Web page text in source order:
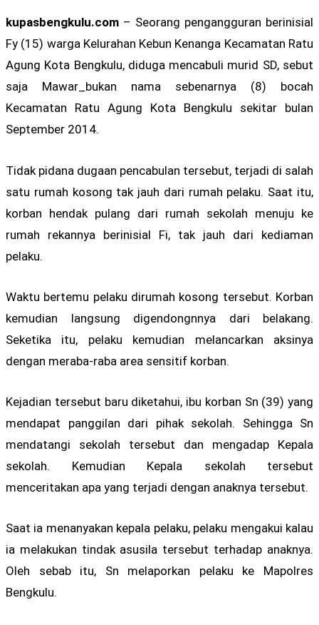
kupasbengkulu.com – Seorang pengangguran berinisial
Fy (15) warga Kelurahan Kebun Kenanga Kecamatan Ratu
Agung Kota Bengkulu, diduga mencabuli murid SD, sebut
saja Mawar_bukan nama sebenarnya (8) bocah
Kecamatan Ratu Agung Kota Bengkulu sekitar bulan
September 2014.
Tidak pidana dugaan pencabulan tersebut, terjadi di salah
satu rumah kosong tak jauh dari rumah pelaku. Saat itu,
korban hendak pulang dari rumah sekolah menuju ke
rumah rekannya berinisial Fi, tak jauh dari kediaman
pelaku.
Waktu bertemu pelaku dirumah kosong tersebut. Korban
kemudian langsung digendongnnya dari belakang.
Seketika itu, pelaku kemudian melancarkan aksinya
dengan meraba-raba area sensitif korban.
Kejadian tersebut baru diketahui, ibu korban Sn (39) yang
mendapat panggilan dari pihak sekolah. Sehingga Sn
mendatangi sekolah tersebut dan mengadap Kepala
sekolah. Kemudian Kepala sekolah tersebut
menceritakan apa yang terjadi dengan anaknya tersebut.
Saat ia menanyakan kepala pelaku, pelaku mengakui kalau
ia melakukan tindak asusila tersebut terhadap anaknya.
Oleh sebab itu, Sn melaporkan pelaku ke Mapolres
Bengkulu.